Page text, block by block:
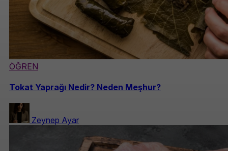
ÖĞREN
Tokat Yaprağı Nedir? Neden Meşhur?
Zeynep Ayar